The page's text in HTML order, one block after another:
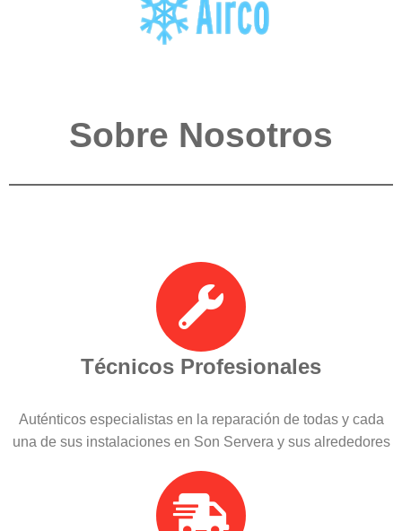
Sobre Nosotros
Técnicos Profesionales
Auténticos especialistas en la reparación de todas y cada
una de sus instalaciones en Son Servera y sus alrededores